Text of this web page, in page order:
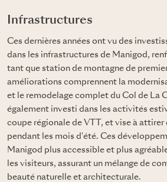
Infrastructures
Ces dernières années ont vu des
dans les infrastructures de Manigod,
tant que station de montagne de
améliorations comprennent la
et le remodelage complet du Col de La
également investi dans les activités
coupe régionale de VTT, et vise à
pendant les mois d'été. Ces
Manigod plus accessible et plus
les visiteurs, assurant un mélange de
beauté naturelle et architecturale.